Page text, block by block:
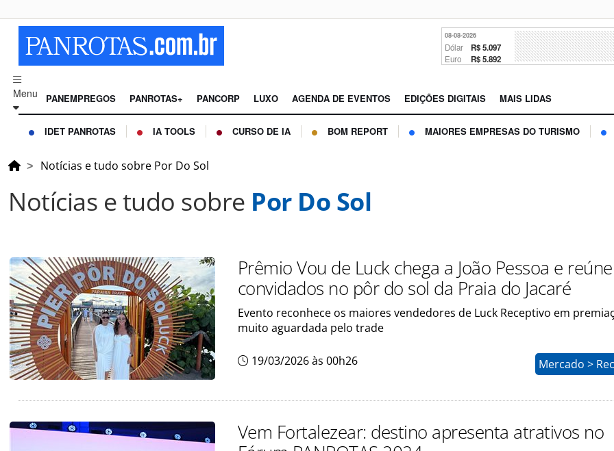
08-08-2026
Dólar R$ 5.097
Euro R$ 5.892
Menu PANEMPREGOS PANROTAS+ PANCORP LUXO AGENDA DE EVENTOS EDIÇÕES DIGITAIS MAIS LIDAS
IDET PANROTAS IA TOOLS CURSO DE IA BOM REPORT MAIORES EMPRESAS DO TURISMO
Notícias e tudo sobre Por Do Sol
Notícias e tudo sobre Por Do Sol
Prêmio Vou de Luck chega a João Pessoa e reúne
convidados no pôr do sol da Praia do Jacaré
Evento reconhece os maiores vendedores de Luck Receptivo em
muito aguardada pelo trade
19/03/2026 às 00h26 Mercado >
Vem Fortalezear: destino apresenta atrativos no